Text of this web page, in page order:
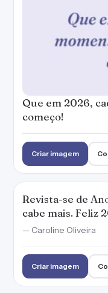
Que em 2026,
começo!
Criar imagem
Revista-se de
cabe mais. Feliz
— Caroline Oliveira
Criar imagem